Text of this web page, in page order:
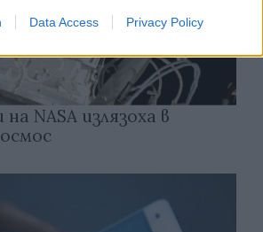
Data Access Privacy Policy
NASA излязоха в